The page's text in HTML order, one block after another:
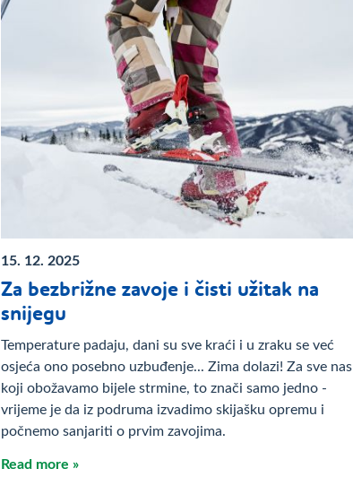
15. 12. 2025
Za bezbrižne zavoje i čisti užitak na
snijegu
Temperature padaju, dani su sve kraći i u zraku se već
osjeća ono posebno uzbuđenje... Zima dolazi! Za sve nas
koji obožavamo bijele strmine, to znači samo jedno -
vrijeme je da iz podruma izvadimo skijašku opremu i
počnemo sanjariti o prvim zavojima.
Read more »